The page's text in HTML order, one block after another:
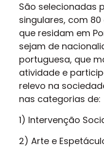
São selecionadas
singulares, com
que residam em
sejam de
portuguesa, que
atividade e
relevo na
nas categorias de:
1) lntervenção
2) Arte e